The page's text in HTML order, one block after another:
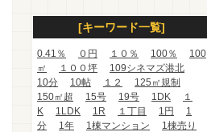
[キーワード一覧]
0.41％ ０円 １０％ 100％
100
㎡
１００坪
109シネマズ港北
10分
10帖 １２
125㎡規制
150㎡超
15号 19号 1DK
１
K
1LDK 1R １丁目 1円
1
分
1年 1棟マンション
1棟売り